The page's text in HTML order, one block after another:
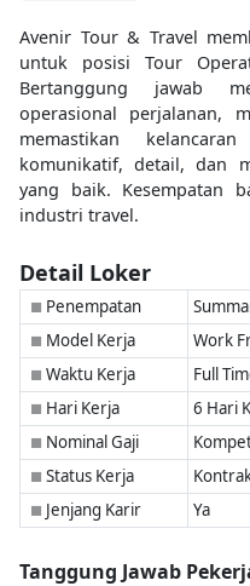
Avenir Tour & Travel
untuk posisi Tour
Bertanggung jawab
operasional perjalanan,
memastikan
komunikatif, detail, dan
yang baik. Kesempatan
industri travel.
Detail Loker
■ Penempatan
■ Model Kerja Work
■ Waktu Kerja Full
■ Hari Kerja 6 Hari
■ Nominal Gaji
■ Status Kerja
■ Jenjang Karir Ya
Tanggung Jawab